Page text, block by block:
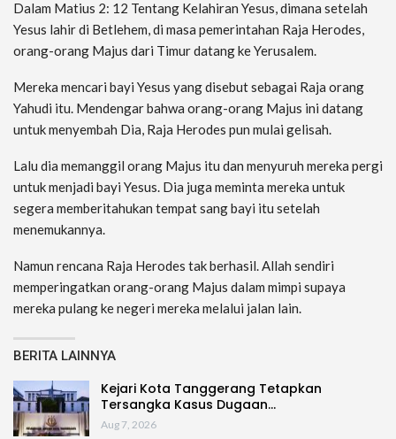
Dalam Matius 2: 12 Tentang Kelahiran Yesus, dimana setelah
Yesus lahir di Betlehem, di masa pemerintahan Raja Herodes,
orang-orang Majus dari Timur datang ke Yerusalem.
Mereka mencari bayi Yesus yang disebut sebagai Raja orang
Yahudi itu. Mendengar bahwa orang-orang Majus ini datang
untuk menyembah Dia, Raja Herodes pun mulai gelisah.
Lalu dia memanggil orang Majus itu dan menyuruh mereka pergi
untuk menjadi bayi Yesus. Dia juga meminta mereka untuk
segera memberitahukan tempat sang bayi itu setelah
menemukannya.
Namun rencana Raja Herodes tak berhasil. Allah sendiri
memperingatkan orang-orang Majus dalam mimpi supaya
mereka pulang ke negeri mereka melalui jalan lain.
BERITA LAINNYA
Kejari Kota Tanggerang Tetapkan
Tersangka Kasus Dugaan…
Aug 7, 2026